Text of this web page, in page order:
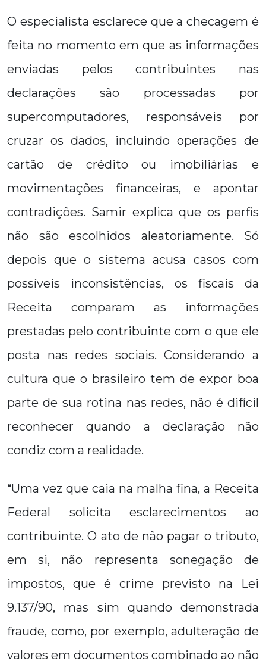
O especialista esclarece que a checagem é
feita no momento em que as informações
enviadas pelos contribuintes nas
declarações são processadas por
supercomputadores, responsáveis por
cruzar os dados, incluindo operações de
cartão de crédito ou imobiliárias e
movimentações financeiras, e apontar
contradições. Samir explica que os perfis
não são escolhidos aleatoriamente. Só
depois que o sistema acusa casos com
possíveis inconsistências, os fiscais da
Receita comparam as informações
prestadas pelo contribuinte com o que ele
posta nas redes sociais. Considerando a
cultura que o brasileiro tem de expor boa
parte de sua rotina nas redes, não é difícil
reconhecer quando a declaração não
condiz com a realidade.
“Uma vez que caia na malha fina, a Receita
Federal solicita esclarecimentos ao
contribuinte. O ato de não pagar o tributo,
em si, não representa sonegação de
impostos, que é crime previsto na Lei
9.137/90, mas sim quando demonstrada
fraude, como, por exemplo, adulteração de
valores em documentos combinado ao não